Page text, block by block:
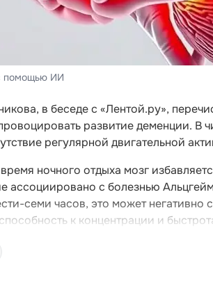
помощью ИИ
в беседе с «Лентой.ру»,
развитие деменции. В
регулярной двигательной
ночного отдыха мозг
ассоциировано с болезнью
семи часов, это может негативно
к концентрации и